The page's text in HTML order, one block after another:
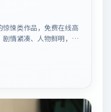
惊悚类作品，免费在线高
情紧凑、人物鲜明，适